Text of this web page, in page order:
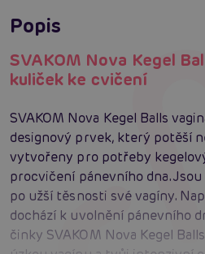
Popis
SVAKOM Nova Kegel
kuliček ke cvičení
SVAKOM Nova Kegel Balls
designový prvek, který potěší
vytvořeny pro potřeby
procvičení pánevního dna.
po užší těsnosti své vagíny.
dochází k uvolnění pánevního
činky SVAKOM Nova Kegel